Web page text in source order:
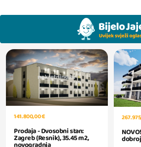
141.800,00 €
Prodaja - Dvosobni stan:
Zagreb (Resnik), 35.45 m2,